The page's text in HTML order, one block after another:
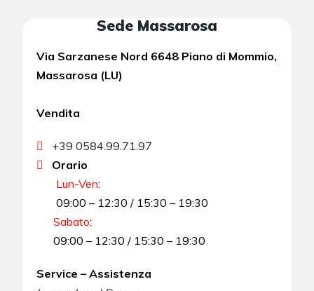
Sede Massarosa
Via Sarzanese Nord 6648 Piano di Mommio,
Massarosa (LU)
Vendita
+39 0584.99.71.97
Orario
Lun-Ven:
09:00 – 12:30 / 15:30 – 19:30
Sabato:
09:00 – 12:30 / 15:30 – 19:30
Service – Assistenza